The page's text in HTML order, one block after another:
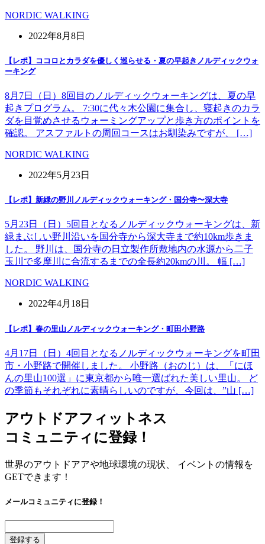
NORDIC WALKING
2022年8月8日
【レポ】ココロとカラダを優しく巡らせる・夏の早起きノルディックウォ
ーキング
8月7日（日）8回目のノルディックウォーキングは、夏の早
起きプログラム。 7:30に代々木公園に集合し、寝起きのカラ
ダを目覚めさせるウォーミングアップと歩き方のポイントを
確認。 アスファルトの周回コースはお馴染みですが、 […]
NORDIC WALKING
2022年5月23日
【レポ】新緑の野川ノルディックウォーキング・国分寺〜深大寺
5月23日（日）5回目となるノルディックウォーキングは、新
緑まぶしい野川沿いを国分寺から深大寺まで約10km歩きま
した。 野川は、国分寺の日立製作所敷地内の水源から二子
玉川で多摩川に合流するまでの全長約20kmの川。 幅 […]
NORDIC WALKING
2022年4月18日
【レポ】春の里山ノルディックウォーキング・町田小野路
4月17日（日）4回目となるノルディックウォーキングを町田
市・小野路で開催しました。 小野路（おのじ）は、「にほ
んの里山100選」に東京都から唯一選ばれた美しい里山。 ど
の季節もそれぞれに素晴らしいのですが、今回は、”山 […]
アウトドアフィットネス
コミュニティに登録！
世界のアウトドアアや地球環境の現状、 イベントの情報を
GETできます！
メールコミュニティに登録！